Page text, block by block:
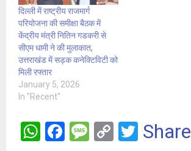
दिल्ली में राष्ट्रीय राजमार्ग
परियोजना की समीक्षा बैठक में
केंद्रीय मंत्री नितिन गडकरी से
सीएम धामी ने की मुलाकात,
उत्तराखंड में सड़क कनेक्टिविटी को
मिली रफ्तार
January 5, 2026
In "Recent"
W F
M C
T
Share